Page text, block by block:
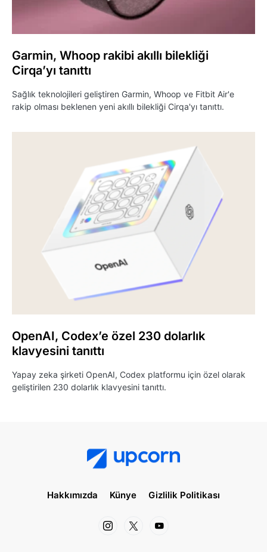
Garmin, Whoop rakibi akıllı bilekliği
Cirqa’yı tanıttı
Sağlık teknolojileri geliştiren Garmin, Whoop ve Fitbit Air'e
rakip olması beklenen yeni akıllı bilekliği Cirqa'yı tanıttı.
OpenAI, Codex’e özel 230 dolarlık
klavyesini tanıttı
Yapay zeka şirketi OpenAI, Codex platformu için özel olarak
geliştirilen 230 dolarlık klavyesini tanıttı.
Hakkımızda Künye Gizlilik Politikası